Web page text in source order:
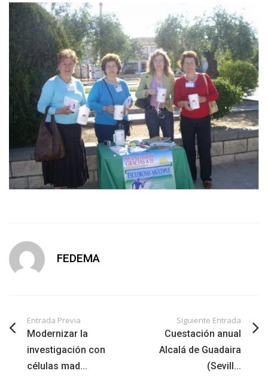
FEDEMA
Entrada Previa
Modernizar la
investigación con
células mad...
Siguiente Entrada
Cuestación anual
Alcalá de Guadaira
(Sevill...